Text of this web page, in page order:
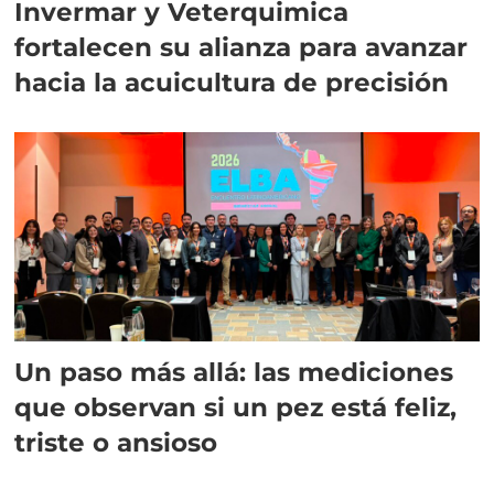
Invermar y Veterquimica
fortalecen su alianza para avanzar
hacia la acuicultura de precisión
Un paso más allá: las mediciones
que observan si un pez está feliz,
triste o ansioso